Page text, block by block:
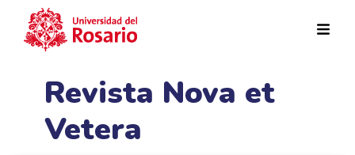
Revista Nova et
Vetera